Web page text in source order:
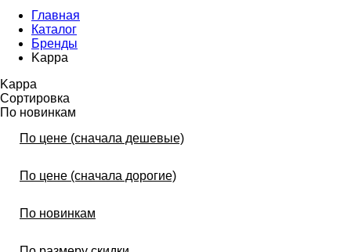
Главная
Каталог
Бренды
Kappa
Kappa
Сортировка
По новинкам
По цене (сначала дешевые)
По цене (сначала дорогие)
По новинкам